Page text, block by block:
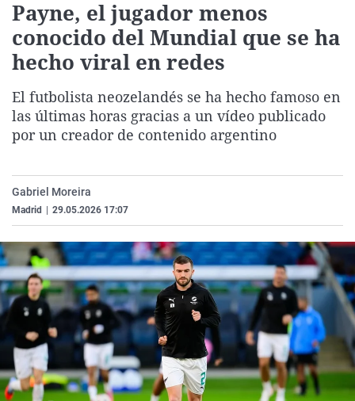
La rosa de los vientos
Gente viajera
Caso
Retornados
Operación Viuda
Extremadura
Galicia
Navarra
País Vasco
Virales
Televisión
Payne, el jugador menos
conocido del Mundial que se ha
hecho viral en redes
El futbolista neozelandés se ha hecho famoso en
las últimas horas gracias a un vídeo publicado
por un creador de contenido argentino
Gabriel Moreira
Madrid 29.05.2026 17:07